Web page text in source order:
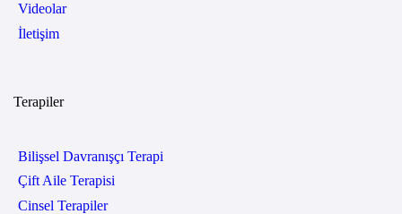
Videolar
İletişim
Terapiler
Bilişsel Davranışçı Terapi
Çift Aile Terapisi
Cinsel Terapiler